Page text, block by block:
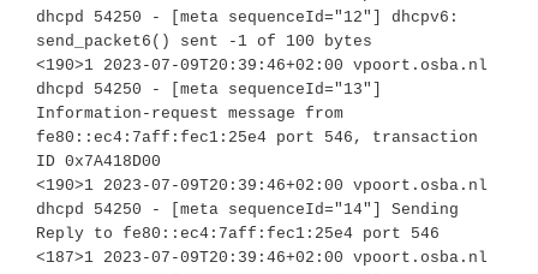
dhcpd 54250 - [meta sequenceId="12"] dhcpv6:
send_packet6() sent -1 of 100 bytes
<190>1 2023-07-09T20:39:46+02:00 vpoort.osba.nl
dhcpd 54250 - [meta sequenceId="13"]
Information-request message from
fe80::ec4:7aff:fec1:25e4 port 546, transaction
ID 0x7A418D00
<190>1 2023-07-09T20:39:46+02:00 vpoort.osba.nl
dhcpd 54250 - [meta sequenceId="14"] Sending
Reply to fe80::ec4:7aff:fec1:25e4 port 546
<187>1 2023-07-09T20:39:46+02:00 vpoort.osba.nl